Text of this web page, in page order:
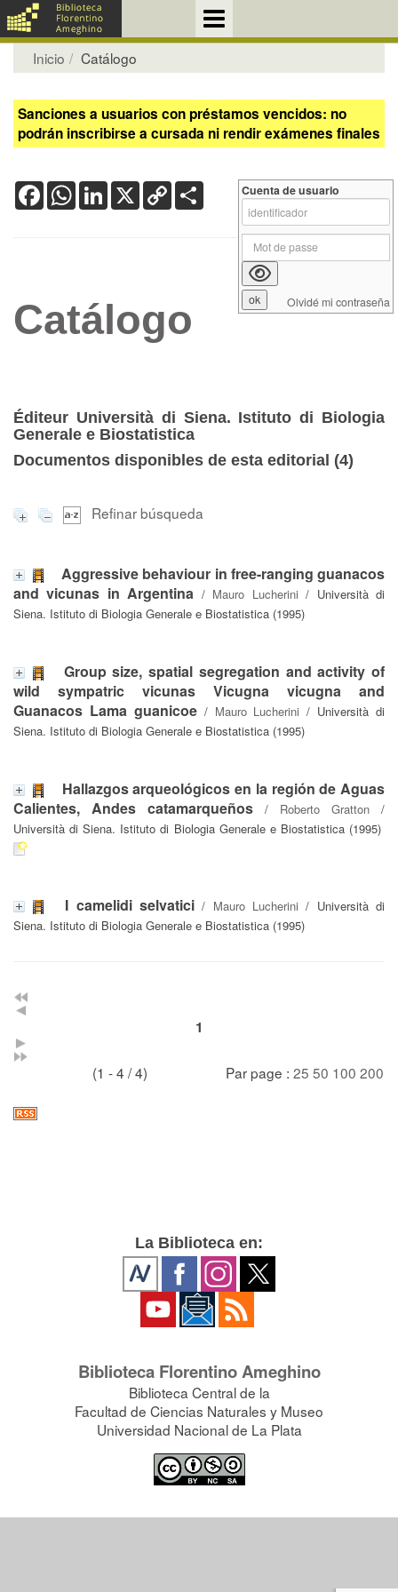
Inicio Catálogo
Sanciones a usuarios con préstamos vencidos: no
podrán inscribirse a cursada ni rendir exámenes finales
FacebookWhatsApp
LinkedIn
X Copy
Link
Catálogo
Éditeur Università di Siena. Istituto di Biologia
Generale e Biostatistica
Documentos disponibles de esta editorial (4)
Refinar búsqueda
Aggressive behaviour in free-ranging guanacos
and vicunas in Argentina / Mauro Lucherini / Università di
Siena. Istituto di Biologia Generale e Biostatistica (1995)
Group size, spatial segregation and activity of
wild sympatric vicunas Vicugna vicugna and
Guanacos Lama guanicoe/ Mauro Lucherini / Università di
Siena. Istituto di Biologia Generale e Biostatistica (1995)
Hallazgos arqueológicos en la región de Aguas
Calientes, Andes catamarqueños / Roberto Gratton /
Università di Siena. Istituto di Biologia Generale e Biostatistica (1995)
I camelidi selvatici / Mauro Lucherini / Università di
Siena. Istituto di Biologia Generale e Biostatistica (1995)
1
(1 - 4 / 4) Par page : 25 50 100 200
Cuenta de usuario
Olvidé mi contraseña
La Biblioteca en:
Biblioteca Florentino Ameghino
Biblioteca Central de la
Facultad de Ciencias Naturales y Museo
Universidad Nacional de La Plata